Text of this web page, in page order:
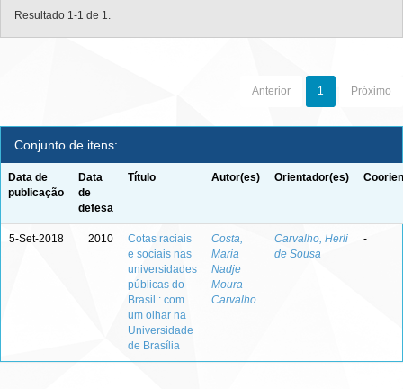
Resultado 1-1 de 1.
Anterior 1 Próximo
Conjunto de itens:
Data de
publicação
Data
de
defesa
Título Autor(es) Orientador(es)
5-Set-2018 2010
Cotas raciais
e sociais nas
universidades
públicas do
Brasil : com
um olhar na
Universidade
de Brasília
Costa,
Maria
Nadje
Moura
Carvalho
Carvalho, Herli
de Sousa
-